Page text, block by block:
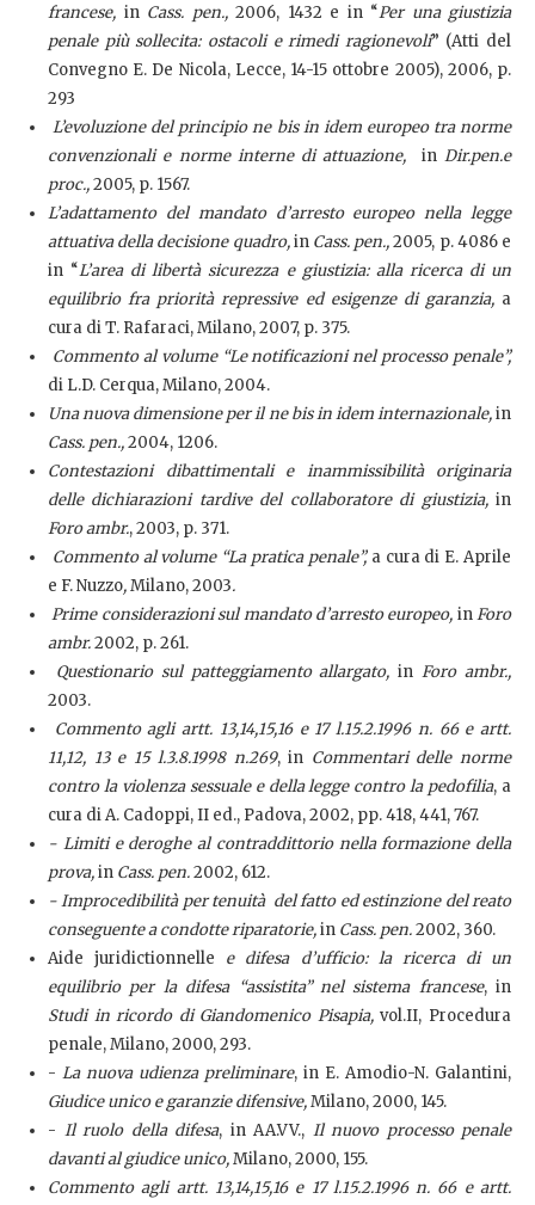
francese, in Cass. pen., 2006, 1432 e in “Per una giustizia
penale più sollecita: ostacoli e rimedi ragionevoli” (Atti del
Convegno E. De Nicola, Lecce, 14-15 ottobre 2005), 2006, p.
293
L’evoluzione del principio ne bis in idem europeo tra norme
convenzionali e norme interne di attuazione,
in Dir.pen.e
proc.,2005, p. 1567.
L’adattamento del mandato d’arresto europeo nella legge
attuativa della decisione quadro,inCass. pen.,2005, p. 4086 e
in “L’area di libertà sicurezza e giustizia: alla ricerca di un
equilibrio fra priorità repressive ed esigenze di garanzia, a
cura di T. Rafaraci, Milano, 2007, p. 375.
Commento al volume “Le notificazioni nel processo penale”,
di L.D. Cerqua, Milano, 2004.
Una nuova dimensione per il ne bis in idem internazionale,in
Cass. pen.,2004, 1206.
Contestazioni dibattimentali e inammissibilità originaria
delle dichiarazioni tardive del collaboratore di giustizia, in
Foro ambr., 2003, p. 371.
Commento al volume “La pratica penale”, a cura di E. Aprile
e F. Nuzzo,Milano, 2003.
Prime considerazioni sul mandato d’arresto europeo, inForo
ambr.2002, p. 261.
Questionario sul patteggiamento allargato,inForo ambr.,
2003.
Commento agli artt. 13,14,15,16 e 17 l.15.2.1996 n. 66 e artt.
11,12, 13 e 15 l.3.8.1998 n.269, in Commentari delle norme
contro la violenza sessuale e della legge contro la pedofilia, a
cura di A. Cadoppi, II ed., Padova, 2002, pp. 418, 441, 767.
- Limiti e deroghe al contraddittorio nella formazione della
prova,in Cass. pen.2002, 612.
- Improcedibilità per tenuità del fatto ed estinzione del reato
conseguente a condotte riparatorie,in Cass. pen.2002, 360.
Aide juridictionnelle e difesa d’ufficio: la ricerca di un
equilibrio per la difesa “assistita” nel sistema francese, in
Studi in ricordo di Giandomenico Pisapia,vol.II, Procedura
penale, Milano, 2000, 293.
- La nuova udienza preliminare, in E. Amodio-N. Galantini,
Giudice unico e garanzie difensive,Milano, 2000, 145.
- Il ruolo della difesa, in AA.VV., Il nuovo processo penale
davanti al giudice unico,Milano, 2000, 155.
Commento agli artt. 13,14,15,16 e 17 l.15.2.1996 n. 66 e artt.